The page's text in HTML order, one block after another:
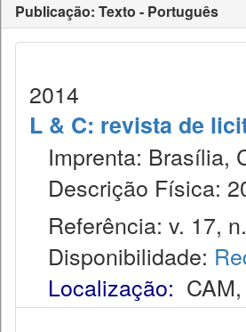
Publicação: Texto - Português
2014
L & C: revista de
Imprenta: Brasília,
Descrição Física:
Referência: v. 17,
Disponibilidade:
Localização: CAM,